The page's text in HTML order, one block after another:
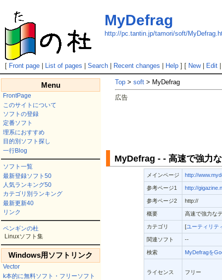
MyDefrag
http://pc.tantin.jp/tamori/soft/
[ Front page| List of pages Search| Recent changes Help] [ New| Edit
Menu
FrontPage
このサイトについて
ソフトの登録
定番ソフト
理系におすすめ
目的別ソフト探し
一行Blog
ソフト一覧
最新登録ソフト50
人気ランキング50
カテゴリ別ランキング
最新更新40
リンク
ペンギンの杜
Linuxソフト集
Windows用ソフトリンク
Vector
k本的に無料ソフト・フリーソフト
Top > soft > MyDefrag
広告
MyDefrag - - 高速で強力
メインページ http://
参考ページ1 http://
参考ページ2 http://
概要 高速で強力な
カテゴリ [ユーティリテ
関連ソフト --
検索 MyDefragを
ライセンス フリー